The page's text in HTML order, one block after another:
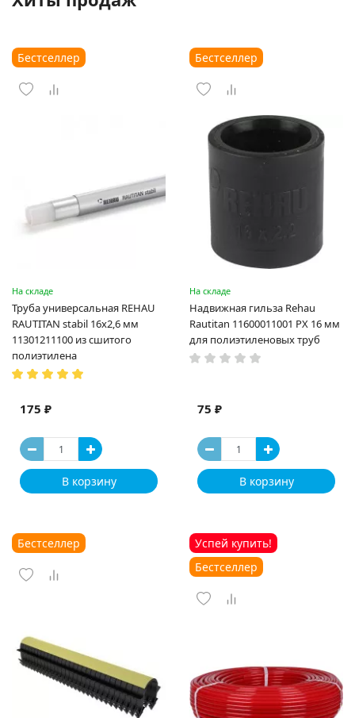
Бестселлер
На складе
Труба универсальная REHAU
RAUTITAN stabil 16х2,6 мм
11301211100 из сшитого
полиэтилена
175 ₽
В корзину
Бестселлер
На складе
Надвижная гильза Rehau
Rautitan 11600011001 PX 16 мм
для полиэтиленовых труб
75 ₽
В корзину
Бестселлер
Успей купить!
Бестселлер